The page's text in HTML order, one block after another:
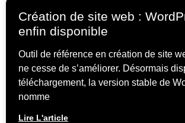
Création de site web :
enfin disponible
Outil de référence en création de site
ne cesse de s’améliorer. Désormais
téléchargement, la version stable de
nomme
Lire L'article